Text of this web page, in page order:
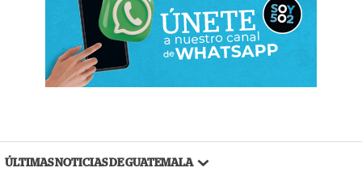
ÚLTIMAS NOTICIAS DE GUATEMALA